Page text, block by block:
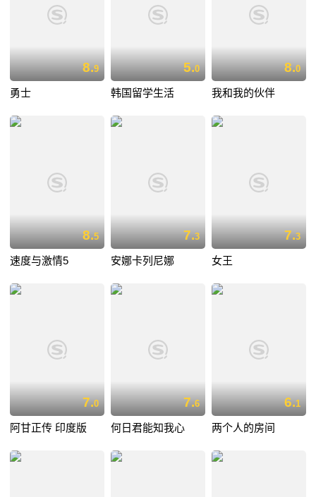
8.9
勇士
5.0
韩国留学生活
8.0
我和我的伙伴
8.5
速度与激情5
7.3
安娜卡列尼娜
7.3
女王
7.0
阿甘正传 印度版
7.6
何日君能知我心
6.1
两个人的房间